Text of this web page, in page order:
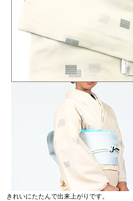
きれいにたたんで出来上がりです。